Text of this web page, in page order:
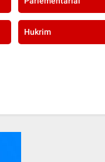
Hukrim